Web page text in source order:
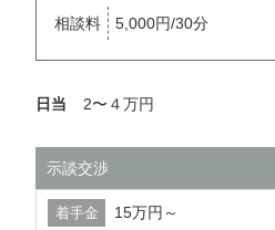
相談料 5,000円/30分
日当 2〜４万円
示談交渉
15万円～